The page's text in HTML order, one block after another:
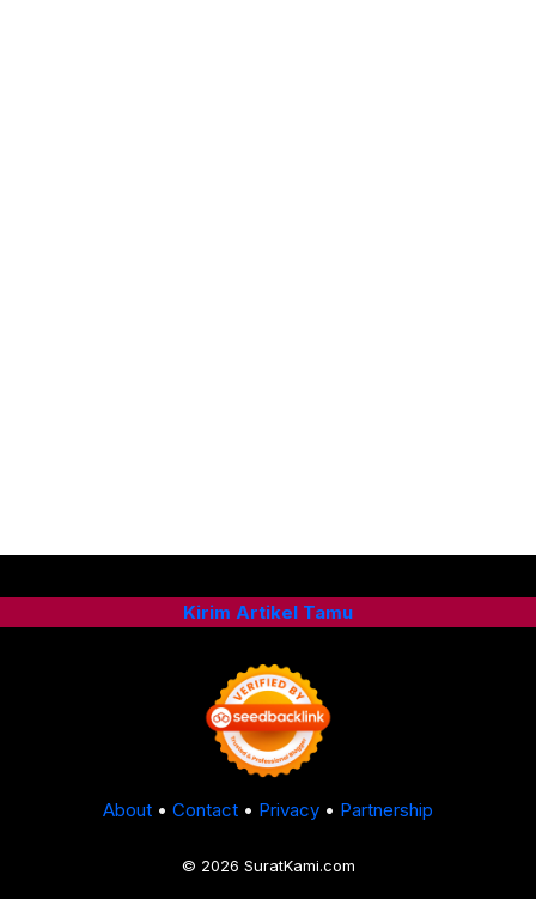
Kirim Artikel Tamu
About • Contact • Privacy • Partnership
© 2026 SuratKami.com